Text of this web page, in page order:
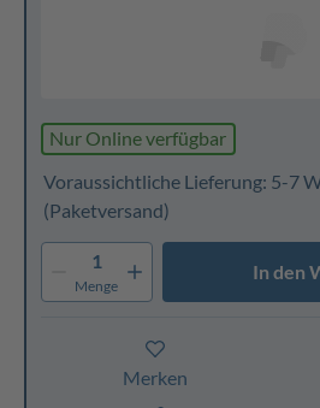
Nur Online verfügbar
Voraussichtliche Lieferung: 5-7
(Paketversand)
1
Menge
In den
Merken